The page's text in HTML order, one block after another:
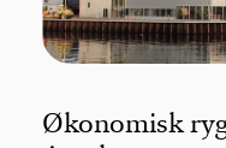
Økonomisk